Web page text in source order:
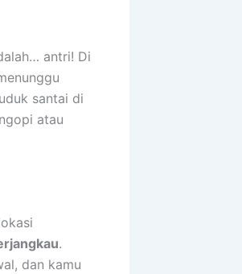
antri! Di
santai di
atau
.
dan kamu